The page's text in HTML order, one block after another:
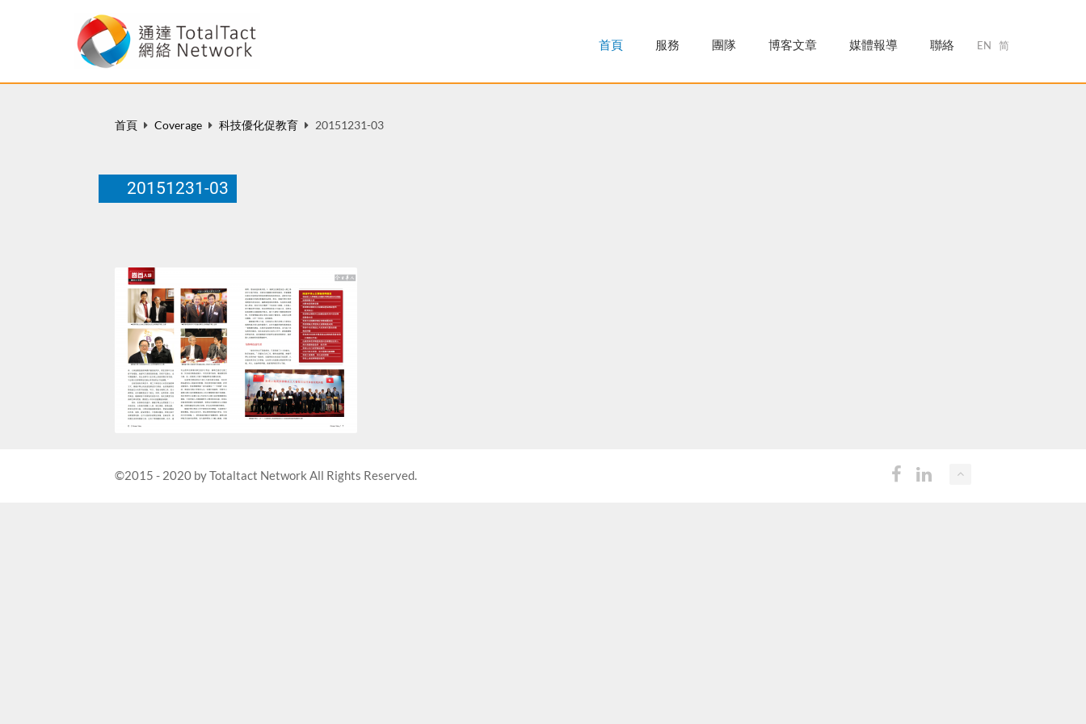
EN 简
首頁 服務 團隊 博客文章 媒體報導 聯絡
首頁 Coverage 科技優化促教育 20151231-03
20151231-03
©2015 - 2020 by Totaltact Network All Rights Reserved.